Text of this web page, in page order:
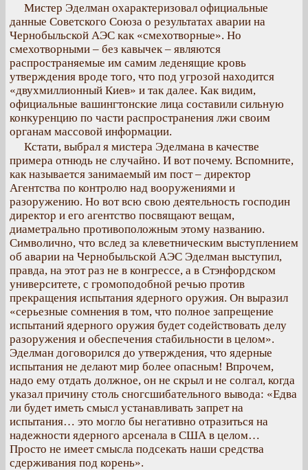
Мистер Эделман охарактеризовал официальные
данные Советского Союза о результатах аварии на
Чернобыльской АЭС как «смехотворные». Но
смехотворными – без кавычек – являются
распространяемые им самим леденящие кровь
утверждения вроде того, что под угрозой находится
«двухмиллионный Киев» и так далее. Как видим,
официальные вашингтонские лица составили сильную
конкуренцию по части распространения лжи своим
органам массовой информации.
Кстати, выбрал я мистера Эделмана в качестве
примера отнюдь не случайно. И вот почему. Вспомните,
как называется занимаемый им пост – директор
Агентства по контролю над вооружениями и
разоружению. Но вот всю свою деятельность господин
директор и его агентство посвящают вещам,
диаметрально противоположным этому названию.
Символично, что вслед за клеветническим выступлением
об аварии на Чернобыльской АЭС Эделман выступил,
правда, на этот раз не в конгрессе, а в Стэнфордском
университете, с громоподобной речью против
прекращения испытания ядерного оружия. Он выразил
«серьезные сомнения в том, что полное запрещение
испытаний ядерного оружия будет содействовать делу
разоружения и обеспечения стабильности в целом».
Эделман договорился до утверждения, что ядерные
испытания не делают мир более опасным! Впрочем,
надо ему отдать должное, он не скрыл и не солгал, когда
указал причину столь сногсшибательного вывода: «Едва
ли будет иметь смысл устанавливать запрет на
испытания… это могло бы негативно отразиться на
надежности ядерного арсенала в США в целом…
Просто не имеет смысла подсекать наши средства
сдерживания под корень».